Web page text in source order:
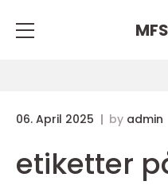
06. April 2025 by admin
etiketter